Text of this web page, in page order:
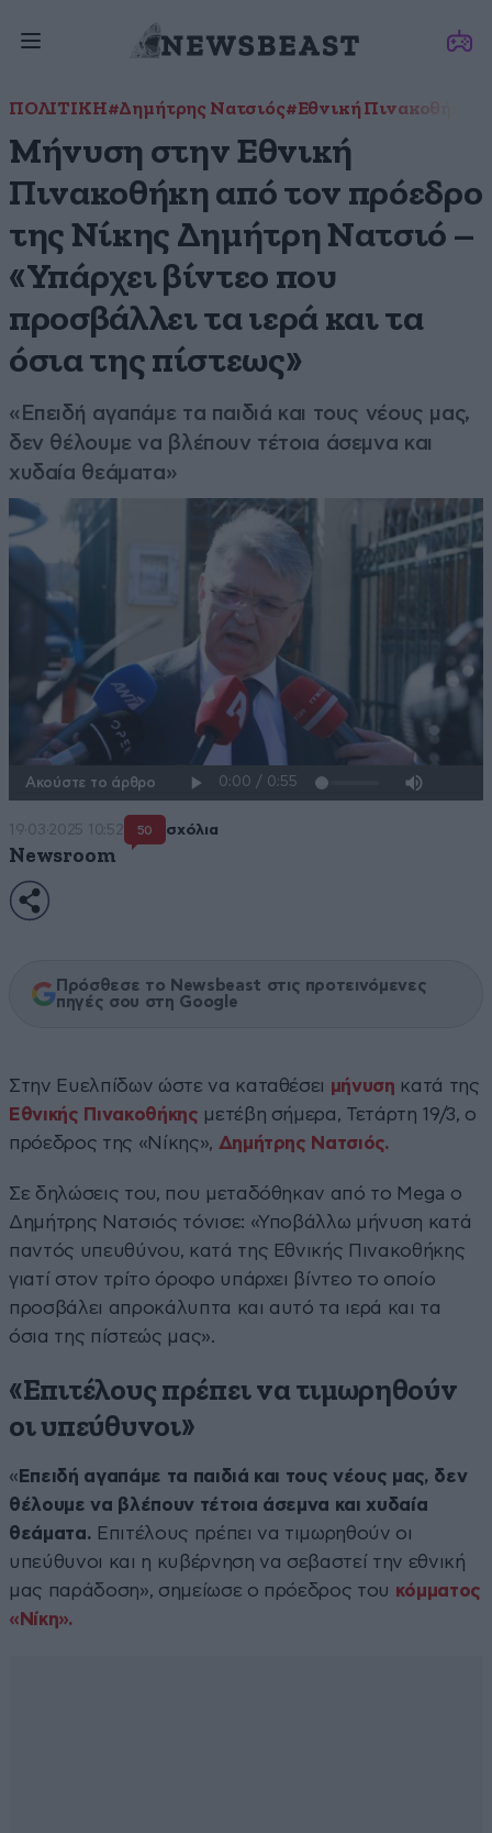
ΠΟΛΙΤΙΚΗ#Δημήτρης Νατσιός#Εθνική Πινακοθήκη
Μήνυση στην Εθνική
Πινακοθήκη από τον πρόεδρο
της Νίκης Δημήτρη Νατσιό –
«Υπάρχει βίντεο που
προσβάλλει τα ιερά και τα
όσια της πίστεως»
«Επειδή αγαπάμε τα παιδιά και τους νέους μας,
δεν θέλουμε να βλέπουν τέτοια άσεμνα και
χυδαία θεάματα»
Ακούστε το άρθρο
19·03·2025 10:52 50 σχόλια
Newsroom
Πρόσθεσε το Newsbeast στις προτεινόμενες
πηγές σου στη Google
Στην Ευελπίδων ώστε να καταθέσει μήνυση κατά της
Εθνικής Πινακοθήκης μετέβη σήμερα, Τετάρτη 19/3, ο
πρόεδρος της «Νίκης», Δημήτρης Νατσιός.
Σε δηλώσεις του, που μεταδόθηκαν από το Mega ο
Δημήτρης Νατσιός τόνισε: «Υποβάλλω μήνυση κατά
παντός υπευθύνου, κατά της Εθνικής Πινακοθήκης
γιατί στον τρίτο όροφο υπάρχει βίντεο το οποίο
προσβάλει απροκάλυπτα και αυτό τα ιερά και τα
όσια της πίστεώς μας».
«Επιτέλους πρέπει να τιμωρηθούν
οι υπεύθυνοι»
« Επειδή αγαπάμε τα παιδιά και τους νέους μας, δεν
θέλουμε να βλέπουν τέτοια άσεμνα και χυδαία
θεάματα. Επιτέλους πρέπει να τιμωρηθούν οι
υπεύθυνοι και η κυβέρνηση να σεβαστεί την εθνική
μας παράδοση», σημείωσε ο πρόεδρος του κόμματος
«Νίκη».